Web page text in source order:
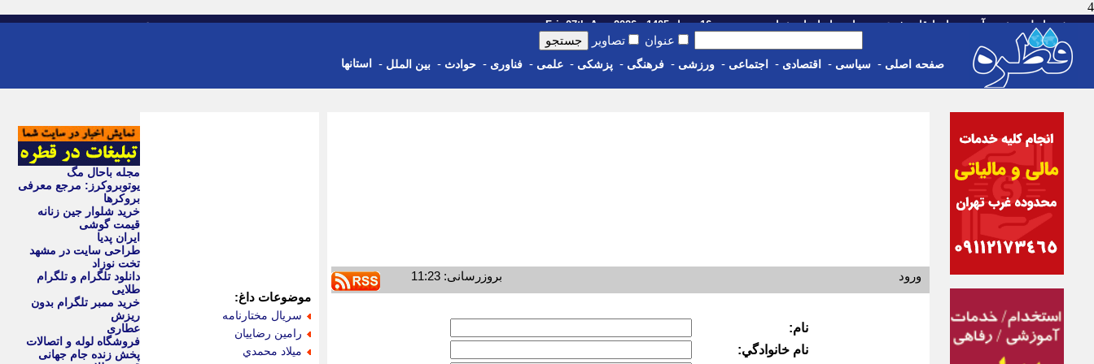
4
صفحه اصلی-خبر-آب و هوا-اوقات شرعی-تماس با ما-استخدام جمعه، 16 مرداد 1405 - Fri, 07th Aug 2026 ورود-عضویت
عنوان تصاویر
صفحه اصلی - سیاسی - اقتصادی - اجتماعی - ورزشی - فرهنگی - پزشکی - علمی - فناوری - حوادث - بین الملل - استانها
ورود بروزرسانی: 11:23
نام:
نام خانوادگي:
موضوعات داغ:
سريال مختارنامه
رامين رضاييان
ميلاد محمدي
مجله باحال مگ
یوتوبروکرز: مرجع معرفی
بروکرها
خرید شلوار جین زنانه
قیمت گوشی
ایران پدیا
طراحی سایت در مشهد
تخت نوزاد
دانلود تلگرام و تلگرام
طلایی
خرید ممبر تلگرام بدون
ریزش
عطاری
فروشگاه لوله و اتصالات
پخش زنده جام جهانی